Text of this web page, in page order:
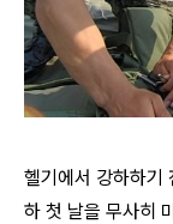
헬기에서 강하하기
하 첫 날을 무사히